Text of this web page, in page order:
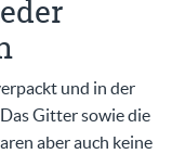
und in der
Gitter sowie die
aber auch keine